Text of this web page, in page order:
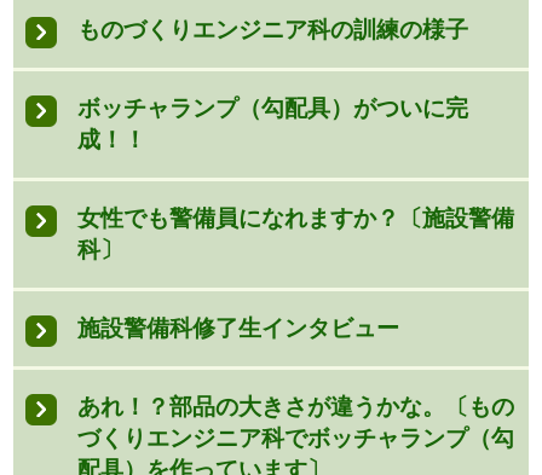
ものづくりエンジニア科の訓練の様子
ボッチャランプ（勾配具）がついに完
成！！
女性でも警備員になれますか？〔施設警備
科〕
施設警備科修了生インタビュー
あれ！？部品の大きさが違うかな。〔もの
づくりエンジニア科でボッチャランプ（勾